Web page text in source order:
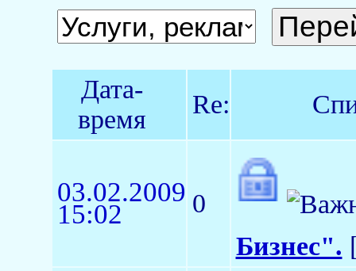
Дата-
время
Re:
03.02.2009
15:02
0
Бизнес".